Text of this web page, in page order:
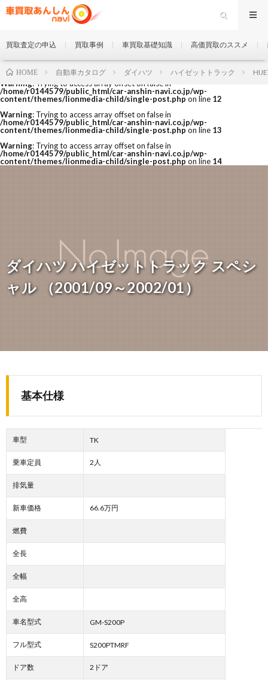
Warning: Trying to access array offset on false in
/home/r0144579/public_html/car-anshin-navi.co.jp/wp-
content/themes/lionmedia-child/single-post.php on line 12
Warning: Trying to access array offset on false in
/home/r0144579/public_html/car-anshin-navi.co.jp/wp-
content/themes/lionmedia-child/single-post.php on line 13
Warning: Trying to access array offset on false in
/home/r0144579/public_html/car-anshin-navi.co.jp/wp-
content/themes/lionmedia-child/single-post.php on line 14
買取査定の申込 買取事例 車買取基礎知識 高価買取のススメ
ダイハツ ハイゼットトラック スペシ
ャル （2001/09～2002/01）
HOME 自動車カタログ ダイハツ ハイゼットトラック
基本仕様
車型 TK
乗車定員 2人
排気量
新車価格 66.6万円
燃費
全長
全幅
全高
車名型式 GM-S200P
フル型式 S200PTMRF
ドア数 2ドア